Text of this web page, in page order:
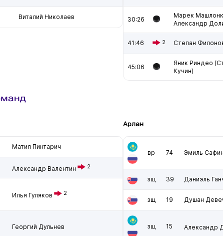
Виталий Николаев 30:26
Марек
Александр
41:46 2 Степан
45:06
Яник Риндео
Кучин)
Матия Пинтарич
Александр Валентин 2
Илья Гуляков 2
Георгий Дульнев
Арлан
вр 74 Эмиль Сафин
зщ 39 Даниэль
зщ 19 Душан
зщ 15 Александр